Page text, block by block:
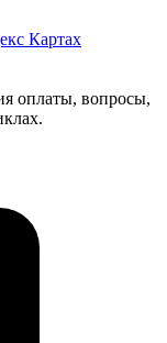
Картах
оплаты, вопросы,